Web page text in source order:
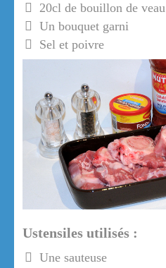
20cl de bouillon de veau
Un bouquet garni
Sel et poivre
Ustensiles utilisés :
Une sauteuse